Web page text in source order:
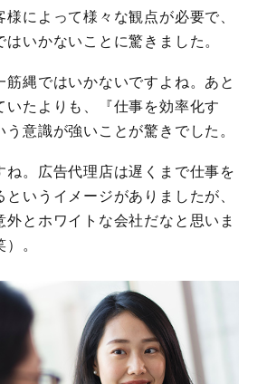
様によって様々な観点が必要で、
はいかないことに驚きました。
筋縄ではいかないですよね。あと
いたよりも、『仕事を効率化す
う意識が強いことが驚きでした。
ね。広告代理店は遅くまで仕事を
というイメージがありましたが、
外とホワイトな会社だなと思いま
）。